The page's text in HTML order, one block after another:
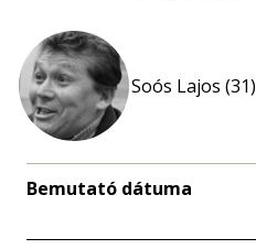
Soós Lajos (31)
Bemutató dátuma